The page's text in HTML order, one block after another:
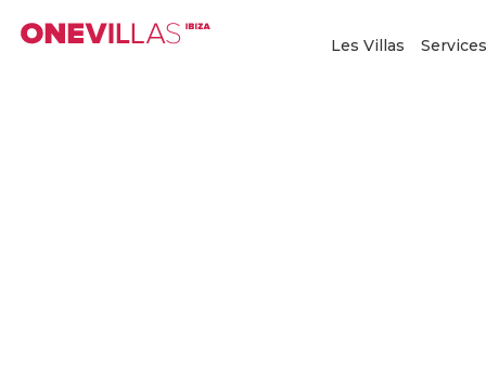
Les Villas